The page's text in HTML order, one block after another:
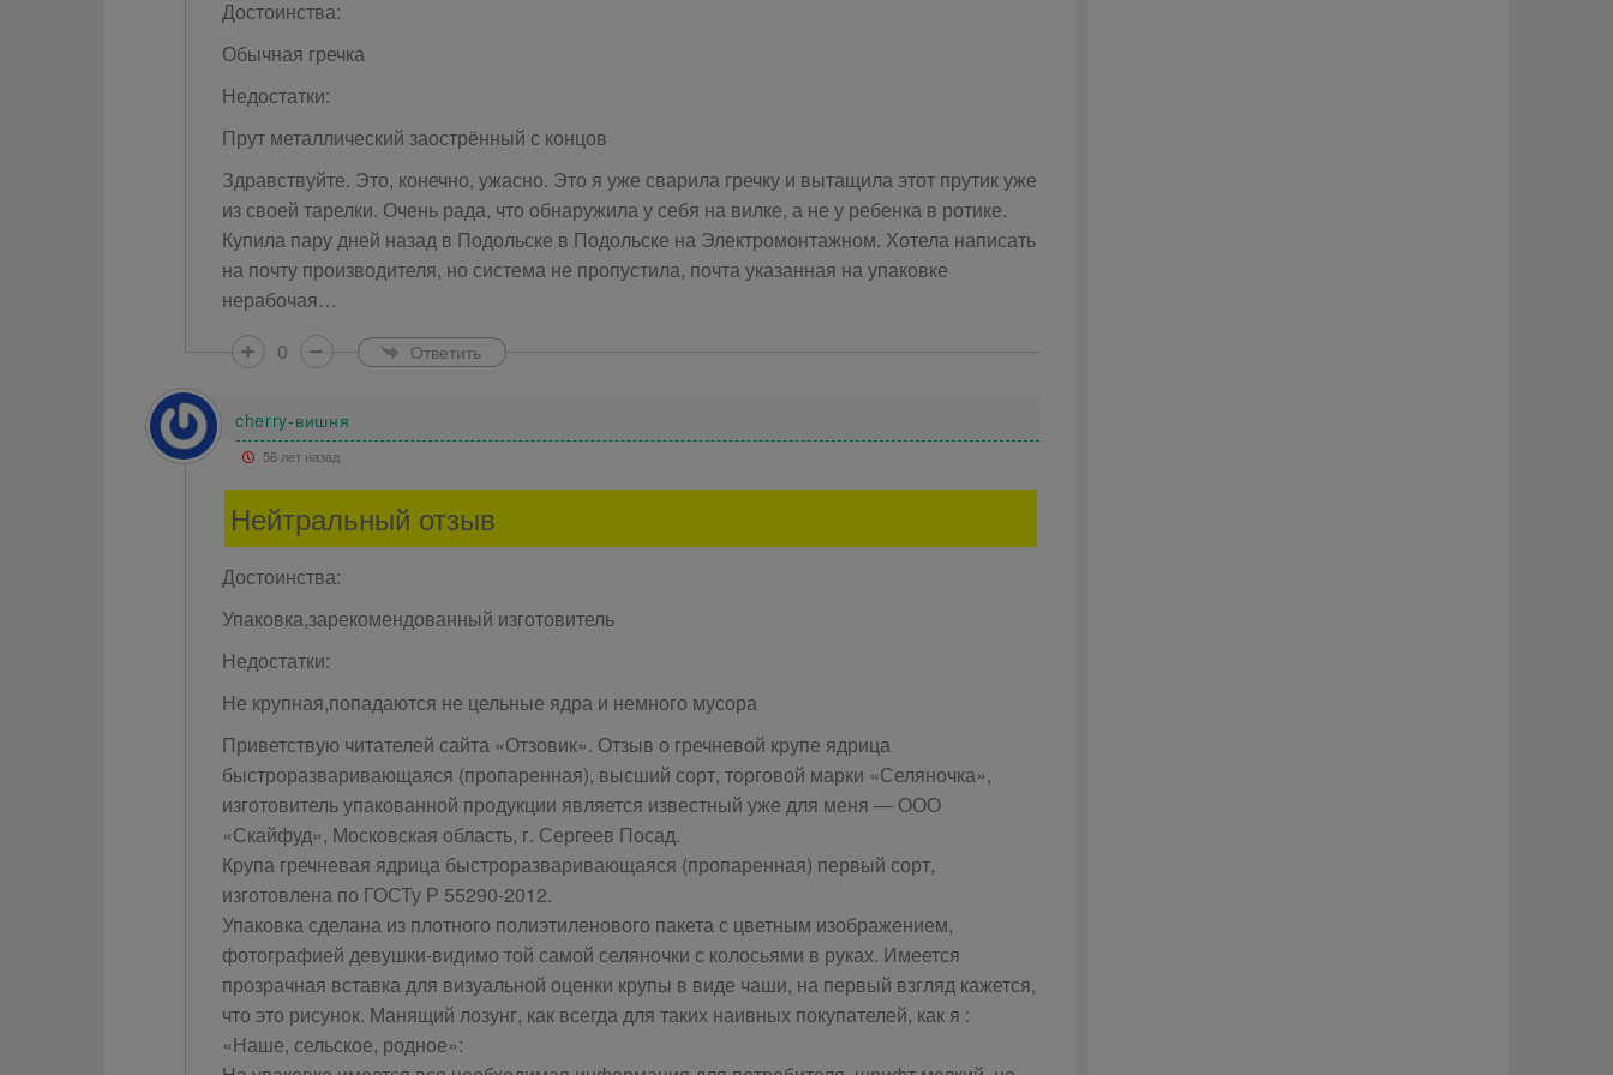
Достоинства:
Обычная гречка
Недостатки:
Прут металлический заострённый с концов
Здравствуйте. Это, конечно, ужасно. Это я уже сварила гречку и вытащила этот прутик уже
из своей тарелки. Очень рада, что обнаружила у себя на вилке, а не у ребенка в ротике.
Купила пару дней назад в Подольске в Подольске на Электромонтажном. Хотела написать
на почту производителя, но система не пропустила, почта указанная на упаковке
нерабочая…
0
Ответить
cherry-вишня
56 лет назад
Нейтральный отзыв
Достоинства:
Упаковка,зарекомендованный изготовитель
Недостатки:
Не крупная,попадаются не цельные ядра и немного мусора
Приветствую читателей сайта «Отзовик». Отзыв о гречневой крупе ядрица
быстроразваривающаяся (пропаренная), высший сорт, торговой марки «Селяночка»,
изготовитель упакованной продукции является известный уже для меня — ООО
«Скайфуд», Московская область, г. Сергеев Посад.
Крупа гречневая ядрица быстроразваривающаяся (пропаренная) первый сорт,
изготовлена по ГОСТу Р 55290-2012.
Упаковка сделана из плотного полиэтиленового пакета с цветным изображением,
фотографией девушки-видимо той самой селяночки с колосьями в руках. Имеется
прозрачная вставка для визуальной оценки крупы в виде чаши, на первый взгляд кажется,
что это рисунок. Манящий лозунг, как всегда для таких наивных покупателей, как я :
«Наше, сельское, родное»: